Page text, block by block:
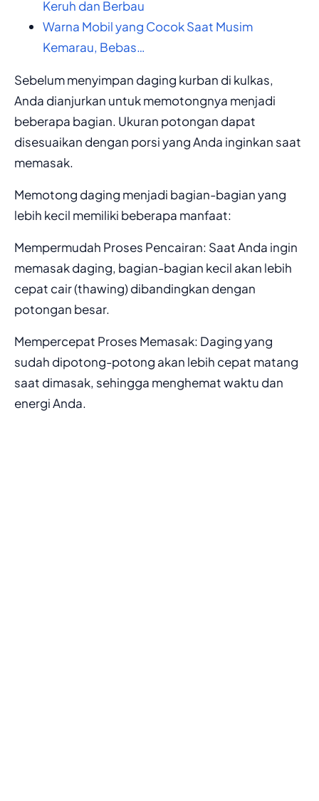
Keruh dan Berbau
Warna Mobil yang Cocok Saat Musim
Kemarau, Bebas…
Sebelum menyimpan daging kurban di kulkas,
Anda dianjurkan untuk memotongnya menjadi
beberapa bagian. Ukuran potongan dapat
disesuaikan dengan porsi yang Anda inginkan saat
memasak.
Memotong daging menjadi bagian-bagian yang
lebih kecil memiliki beberapa manfaat:
Mempermudah Proses Pencairan: Saat Anda ingin
memasak daging, bagian-bagian kecil akan lebih
cepat cair (thawing) dibandingkan dengan
potongan besar.
Mempercepat Proses Memasak: Daging yang
sudah dipotong-potong akan lebih cepat matang
saat dimasak, sehingga menghemat waktu dan
energi Anda.